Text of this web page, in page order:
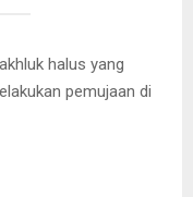
halus yang
pemujaan di